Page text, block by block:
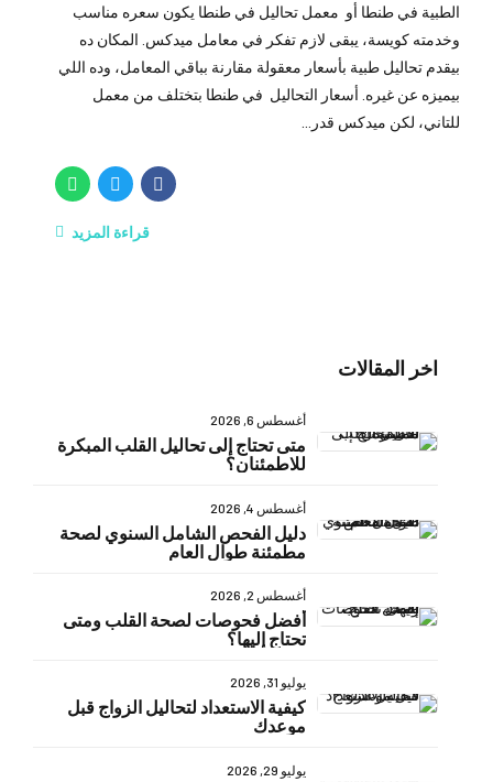
الطبية في طنطا أو معمل تحاليل في طنطا يكون سعره مناسب
وخدمته كويسة، يبقى لازم تفكر في معامل ميدكس. المكان ده
بيقدم تحاليل طبية بأسعار معقولة مقارنة بباقي المعامل، وده اللي
بيميزه عن غيره. أسعار التحاليل في طنطا بتختلف من معمل
للتاني، لكن ميدكس قدر...
قراءة المزيد
اخر المقالات
أغسطس 6, 2026
متى تحتاج إلى تحاليل القلب المبكرة
للاطمئنان؟
أغسطس 4, 2026
دليل الفحص الشامل السنوي لصحة
مطمئنة طوال العام
أغسطس 2, 2026
أفضل فحوصات لصحة القلب ومتى
تحتاج إليها؟
يوليو 31, 2026
كيفية الاستعداد لتحاليل الزواج قبل
موعدك
يوليو 29, 2026